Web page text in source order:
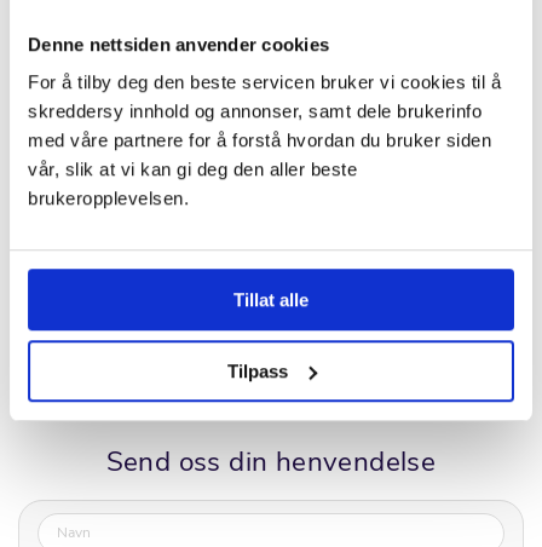
Denne nettsiden anvender cookies
For å tilby deg den beste servicen bruker vi cookies til å
skreddersy innhold og annonser, samt dele brukerinfo
med våre partnere for å forstå hvordan du bruker siden
vår, slik at vi kan gi deg den aller beste
brukeropplevelsen.
Tillat alle
Tilpass
Ring oss på 22 37 66 31eller använd kontaktformuläret
att kontakta oss och vidare diskutera vilka möjligheter just du
Forfatter Sara Nordevall
Publiserttorsdag 19. februari, 2026
Send oss din henvendelse